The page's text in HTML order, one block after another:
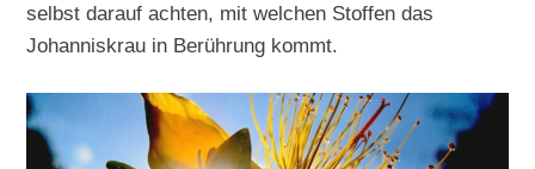
selbst darauf achten, mit welchen Stoffen das
Johanniskrau in Berührung kommt.